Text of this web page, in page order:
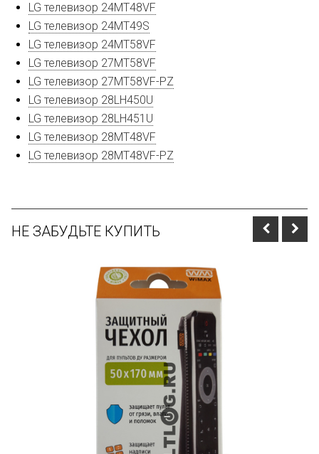
LG телевизор 24MT48VF
LG телевизор 24MT49S
LG телевизор 24MT58VF
LG телевизор 27MT58VF
LG телевизор 27MT58VF-PZ
LG телевизор 28LH450U
LG телевизор 28LH451U
LG телевизор 28MT48VF
LG телевизор 28MT48VF-PZ
НЕ ЗАБУДЬТЕ КУПИТЬ